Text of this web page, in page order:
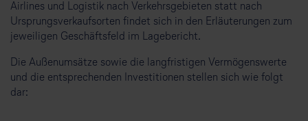
Airlines und Logistik nach Verkehrsgebieten statt nach
Ursprungsverkaufsorten findet sich in den Erläuterungen zum
jeweiligen Geschäftsfeld im Lagebericht.
Die Außenumsätze sowie die langfristigen Vermögenswerte
und die entsprechenden Investitionen stellen sich wie folgt
dar: